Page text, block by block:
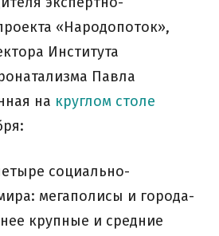
«Народопоток»,
Института
Павла
на круглом столе
социально-
мегаполисы и города-
крупные и средние